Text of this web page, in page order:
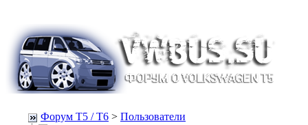
Форум Т5 / T6 > Пользователи